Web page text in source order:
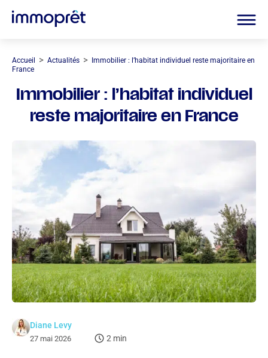
Accueil > Actualités >
Immobilier : l’habitat individuel reste majoritaire en
France
Immobilier : l’habitat individuel
reste majoritaire en France
Diane Levy
27 mai 2026 2 min